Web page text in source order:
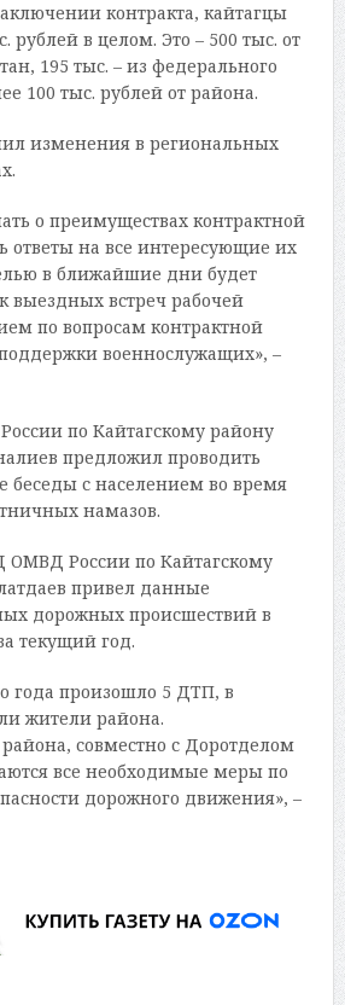
контракта, кайтагцы
рублей в целом. Это – 500 тыс. от
195 тыс. – из федерального
100 тыс. рублей от района.
изменения в региональных
о преимуществах контрактной
ответы на все интересующие их
в ближайшие дни будет
выездных встреч рабочей
по вопросам контрактной
военнослужащих», –
по Кайтагскому району
предложил проводить
беседы с населением во время
намазов.
России по Кайтагскому
привел данные
дорожных происшествий в
текущий год.
года произошло 5 ДТП, в
жители района.
совместно с Доротделом
все необходимые меры по
дорожного движения», –